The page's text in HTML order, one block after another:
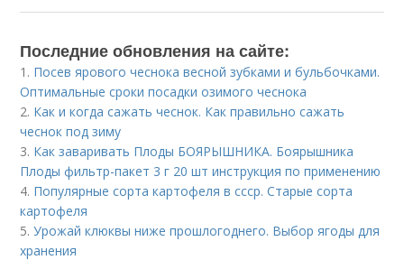
Последние обновления на сайте:
1. Посев ярового чеснока весной зубками и бульбочками.
Оптимальные сроки посадки озимого чеснока
2. Как и когда сажать чеснок. Как правильно сажать
чеснок под зиму
3. Как заваривать Плоды БОЯРЫШНИКА. Боярышника
Плоды фильтр-пакет 3 г 20 шт инструкция по применению
4. Популярные сорта картофеля в ссср. Старые сорта
картофеля
5.Урожай клюквы ниже прошлогоднего. Выбор ягоды для
хранения